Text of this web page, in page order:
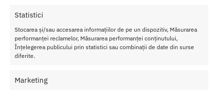
Statistici
Stocarea și/sau accesarea informațiilor de pe un dispozitiv, Măsurarea
performanței reclamelor, Măsurarea performanței conținutului,
Înțelegerea publicului prin statistici sau combinații de date din surse
diferite.
Marketing
Siguranta si Durabilitate:
non-poros, usor de curatat si impermeabil. Baza sa larga
asigura siguranta in orice moment.
Butt Plug Metalic Lux: Functii, Materiale si Dimensiuni
construit pentru durabilitate si joc termic.